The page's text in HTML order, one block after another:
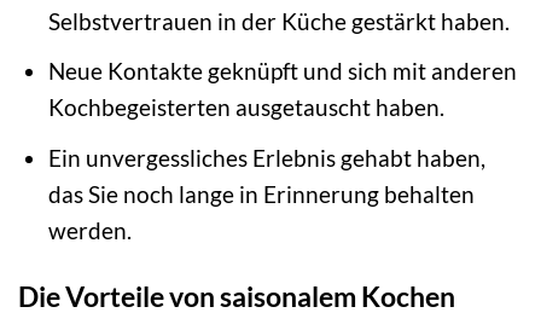
Selbstvertrauen in der Küche gestärkt haben.
Neue Kontakte geknüpft und sich mit anderen
Kochbegeisterten ausgetauscht haben.
Ein unvergessliches Erlebnis gehabt haben,
das Sie noch lange in Erinnerung behalten
werden.
Die Vorteile von saisonalem Kochen